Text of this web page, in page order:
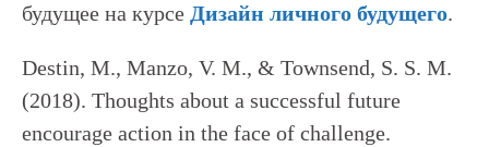
будущее на курсе Дизайн личного будущего.
Destin, M., Manzo, V. M., & Townsend, S. S. M.
(2018). Thoughts about a successful future
encourage action in the face of challenge.